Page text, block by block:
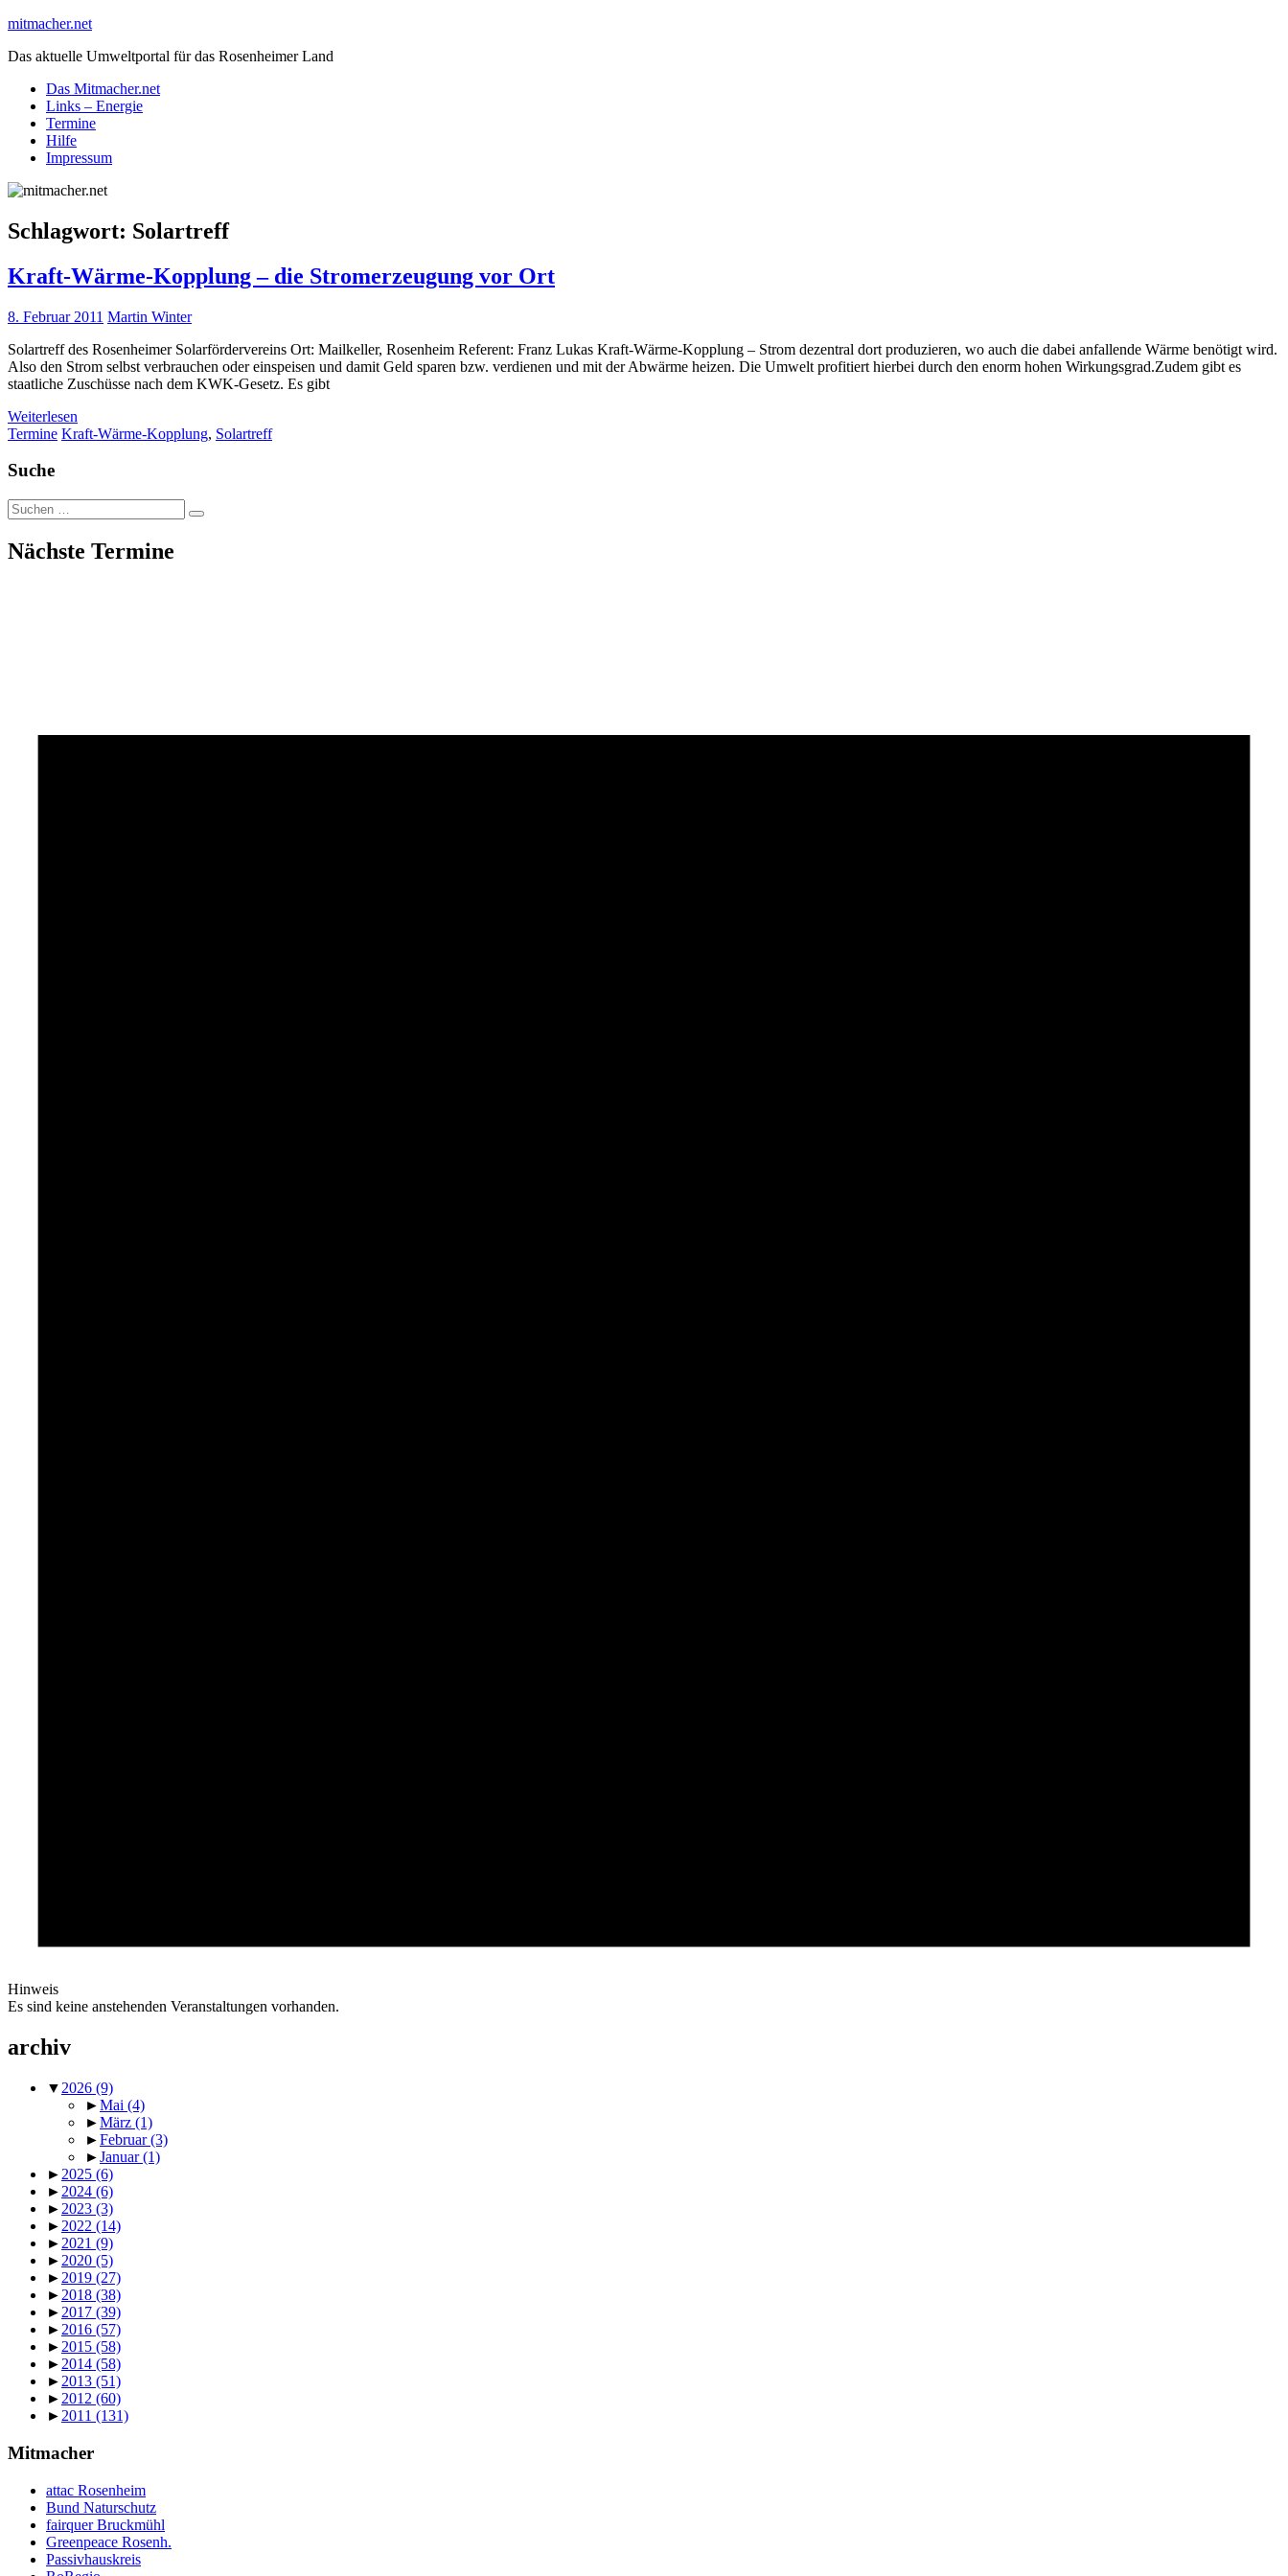
Skip
content
mitmacher.net
Das aktuelle Umweltportal für das Rosenheimer Land
Das Mitmacher.net
Links – Energie
Termine
Hilfe
Impressum
Schlagwort: Solartreff
Kraft-Wärme-Kopplung – die Stromerzeugung vor Ort
8. Februar 2011 Martin Winter
Solartreff des Rosenheimer Solarfördervereins Ort: Mailkeller, Rosenheim Referent: Franz Lukas Kraft-Wärme-Kopplung – Strom dezentral dort produzieren, wo auch die dabei anfallende Wärme benötigt wird.
Also den Strom selbst verbrauchen oder einspeisen und damit Geld sparen bzw. verdienen und mit der Abwärme heizen. Die Umwelt profitiert hierbei durch den enorm hohen Wirkungsgrad.Zudem gibt es
staatliche Zuschüsse nach dem KWK-Gesetz. Es gibt
Weiterlesen
Termine Kraft-Wärme-Kopplung, Solartreff
Suche
Suche
nach:
Nächste Termine
Hinweis
Es sind keine anstehenden Veranstaltungen vorhanden.
archiv
▼ 2026 (9)
►Mai (4)
►März (1)
►Februar(3)
►Januar(1)
► 2025 (6)
► 2024 (6)
► 2023 (3)
► 2022 (14)
► 2021 (9)
► 2020 (5)
► 2019 (27)
► 2018 (38)
► 2017 (39)
► 2016 (57)
► 2015 (58)
► 2014 (58)
► 2013 (51)
► 2012 (60)
► 2011 (131)
Mitmacher
attac Rosenheim
Bund Naturschutz
fairquer Bruckmühl
Greenpeace Rosenh.
Passivhauskreis